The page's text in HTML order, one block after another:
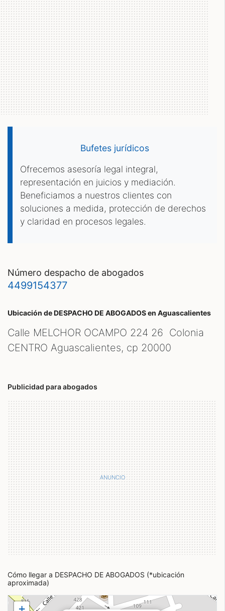
Bufetes jurídicos
Ofrecemos asesoría legal integral,
representación en juicios y mediación.
Beneficiamos a nuestros clientes con
soluciones a medida, protección de derechos
y claridad en procesos legales.
número despacho de abogados
4499154377
Ubicación de DESPACHO DE ABOGADOSen Aguascalientes
Calle MELCHOR OCAMPO 224 26 Colonia
CENTRO Aguascalientes, cp 20000
Publicidad para abogados
Cómo llegar a DESPACHO DE ABOGADOS (*ubicación
aproximada)